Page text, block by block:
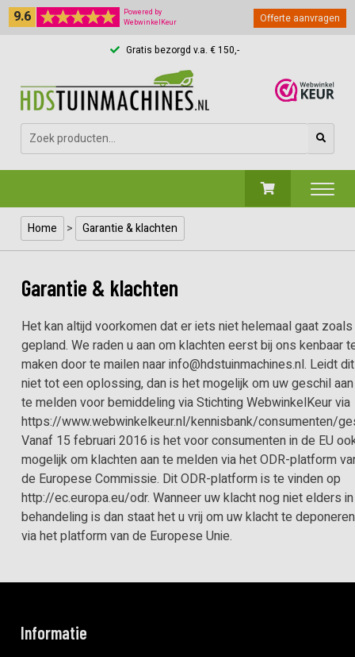
Gratis bezorgd v.a. € 150,-
9.6
Powered by
WebwinkelKeur
Offerte aanvragen
Zoeken
naar:
Home > Garantie & klachten
Garantie & klachten
Het kan altijd voorkomen dat er iets niet helemaal gaat zoals
gepland. We raden u aan om klachten eerst bij ons kenbaar
maken door te mailen naar info@hdstuinmachines.nl. Leidt dit
niet tot een oplossing, dan is het mogelijk om uw geschil aan
te melden voor bemiddeling via Stichting WebwinkelKeur via
https://www.webwinkelkeur.nl/kennisbank/consumenten/
Vanaf 15 februari 2016 is het voor consumenten in de EU
mogelijk om klachten aan te melden via het ODR-platform
de Europese Commissie. Dit ODR-platform is te vinden op
http://ec.europa.eu/odr. Wanneer uw klacht nog niet elders in
behandeling is dan staat het u vrij om uw klacht te deponeren
via het platform van de Europese Unie.
Informatie